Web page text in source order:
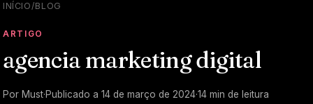
INÍCIO/BLOG
ARTIGO
agencia marketing digital
Por Must·Publicado a 14 de março de 2024·14 min de leitura